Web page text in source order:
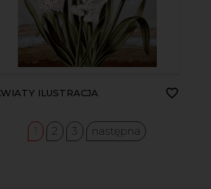
KWIATY ILUSTRACJA
1 2 3 następna